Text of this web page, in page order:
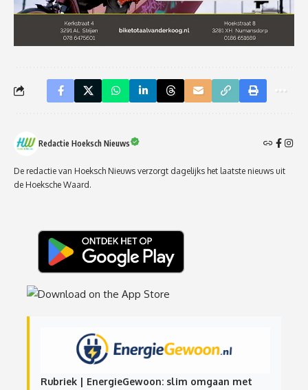
Redactie Hoeksch Nieuws
De redactie van Hoeksch Nieuws verzorgt dagelijks het laatste nieuws uit
de Hoeksche Waard.
Rubriek | EnergieGewoon: slim omgaan met